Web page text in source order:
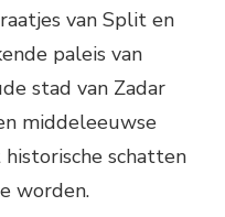
van Split en
paleis van
stad van Zadar
middeleeuwse
schatten
worden.